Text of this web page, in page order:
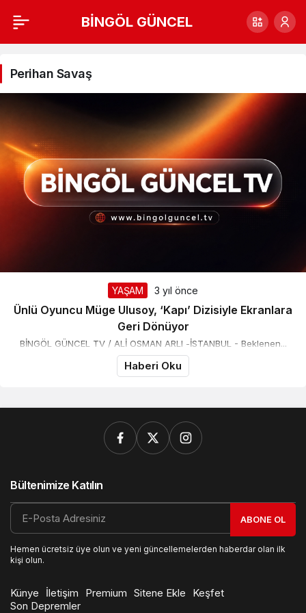
BİNGÖL GÜNCEL
Perihan
Savaş
Haberleri
Perihan Savaş
YAŞAM 3 yıl önce
Ünlü Oyuncu Müge Ulusoy, ‘Kapı’ Dizisiyle Ekranlara
Geri Dönüyor
BİNGÖL GÜNCEL TV / ALİ OSMAN ARLI -İSTANBUL - Beklenen...
Haberi Oku
Bültenimize Katılın
ABONE OL
Hemen ücretsiz üye olun ve yeni güncellemelerden haberdar olan ilk
kişi olun.
Künye İletişim Premium Sitene Ekle
Keşfet
Son Depremler